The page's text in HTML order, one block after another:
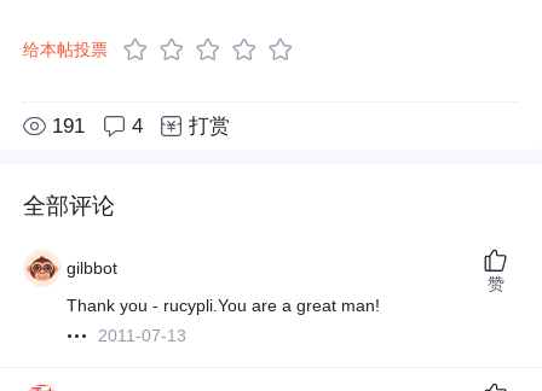
给本帖投票
191 4 打赏
全部评论
gilbbot
Thank you - rucypli.You are a great man!
2011-07-13
赞